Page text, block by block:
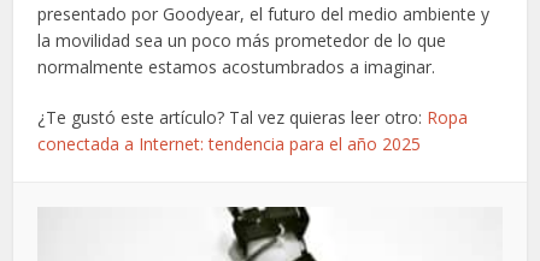
presentado por Goodyear, el futuro del medio ambiente y
la movilidad sea un poco más prometedor de lo que
normalmente estamos acostumbrados a imaginar.
¿Te gustó este artículo? Tal vez quieras leer otro: Ropa
conectada a Internet: tendencia para el año 2025